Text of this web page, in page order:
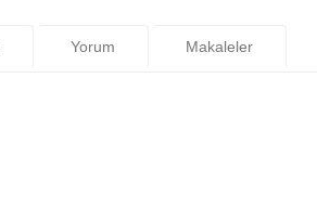
Yorum Makaleler